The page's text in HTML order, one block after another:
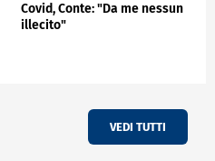
Covid, Conte: "Da me nessun
illecito"
VEDI TUTTI